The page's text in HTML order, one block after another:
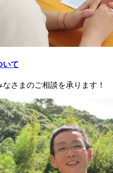
いて
さまのご相談を承ります！